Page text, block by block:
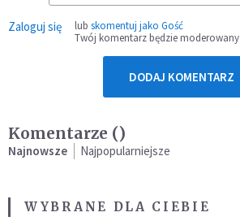
Zaloguj się lub skomentuj jako Gość
Twój komentarz będzie moderowany
DODAJ KOMENTARZ
Komentarze ()
Najnowsze Najpopularniejsze
WYBRANE DLA CIEBIE